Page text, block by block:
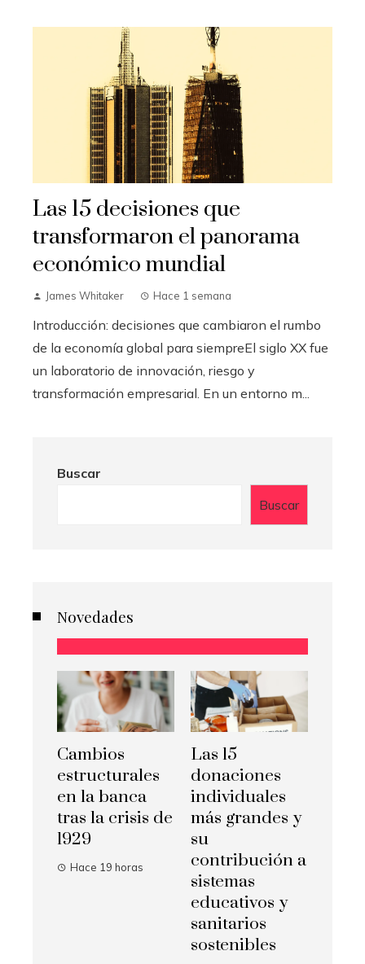
Las 15 decisiones que
transformaron el panorama
económico mundial
James Whitaker Hace 1 semana
Introducción: decisiones que cambiaron el rumbo
de la economía global para siempreEl siglo XX fue
un laboratorio de innovación, riesgo y
transformación empresarial. En un entorno m...
Buscar
Buscar
Novedades
Cambios
estructurales
en la banca
tras la crisis de
1929
Hace 19 horas
Las 15
donaciones
individuales
más grandes y
su
contribución a
sistemas
educativos y
sanitarios
sostenibles